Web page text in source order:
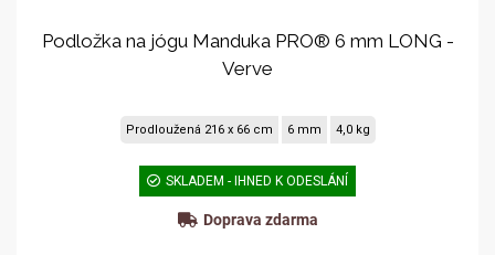
Podložka na jógu Manduka PRO® 6 mm LONG -
Verve
Prodloužená 216 x 66 cm 6 mm 4,0 kg
SKLADEM - IHNED K ODESLÁNÍ
Doprava zdarma